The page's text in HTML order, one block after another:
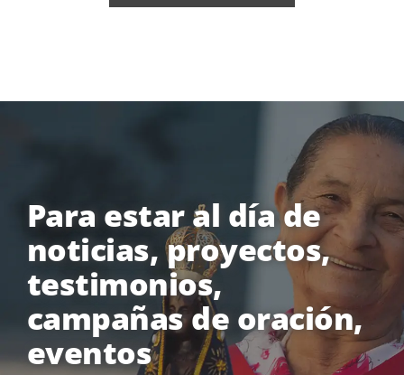
Para estar al día de
noticias, proyectos,
testimonios,
campañas de oración,
eventos